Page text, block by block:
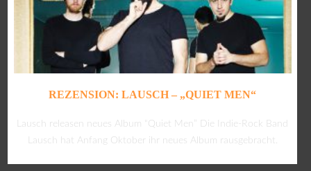
REZENSION: LAUSCH – „QUIET MEN“
Lausch releasen neues Album “Quiet Men” Die Indie-Rock Band
Lausch hat Anfang Oktober ihr neues Album rausgebracht.